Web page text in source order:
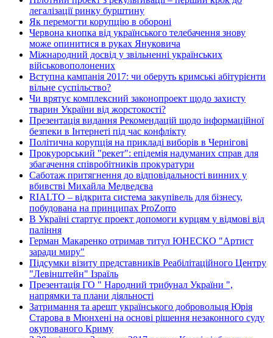
легалізації ринку бурштину
Як перемогти корупцію в обороні
Червона кнопка від українського телебачення знову
може опинитися в руках Януковича
Міжнародний досвід у звільненні українських
військовополонених
Вступна кампанія 2017: чи оберуть кримські абітурієнти
вільне суспільство?
Чи врятує комплексний законопроект щодо захисту
тварин України від жорстокості?
Презентація видання Рекомендацій щодо інформаційної
безпеки в Інтернеті під час конфлікту
Політична корупція на прикладі виборів в Чернігові
Прокурорський "рекет": епідемія надуманих справ для
збагачення співробітників прокуратури
Саботаж притягнення до відповідальності винних у
вбивстві Михайла Медведєва
RIALTO – відкрита система закупівель для бізнесу,
побудована на принципах ProZorro
В Україні стартує проект допомоги курцям у відмові від
паління
Герман Макаренко отримав титул ЮНЕСКО "Артист
заради миру"
Підсумки візиту представників Реабілітаційного Центру
"Левінштейн" Ізраїль
Презентація ГО " Народний трибунал України ",
напрямки та плани діяльності
Затримання та арешт українського добровольця Юрія
Старова в Мюнхені на основі рішення незаконного суду
окупованого Криму